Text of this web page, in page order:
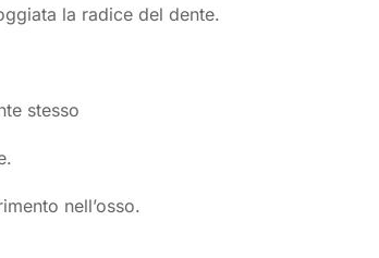
la radice del dente.
stesso
nell’osso.